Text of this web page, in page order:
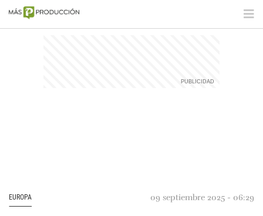
EUROPA 09 septiembre 2025 - 06:29